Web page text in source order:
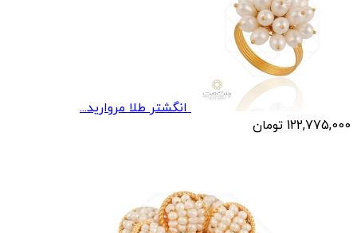
انگشتر طلا مرواريد...
122,775,000 تومان